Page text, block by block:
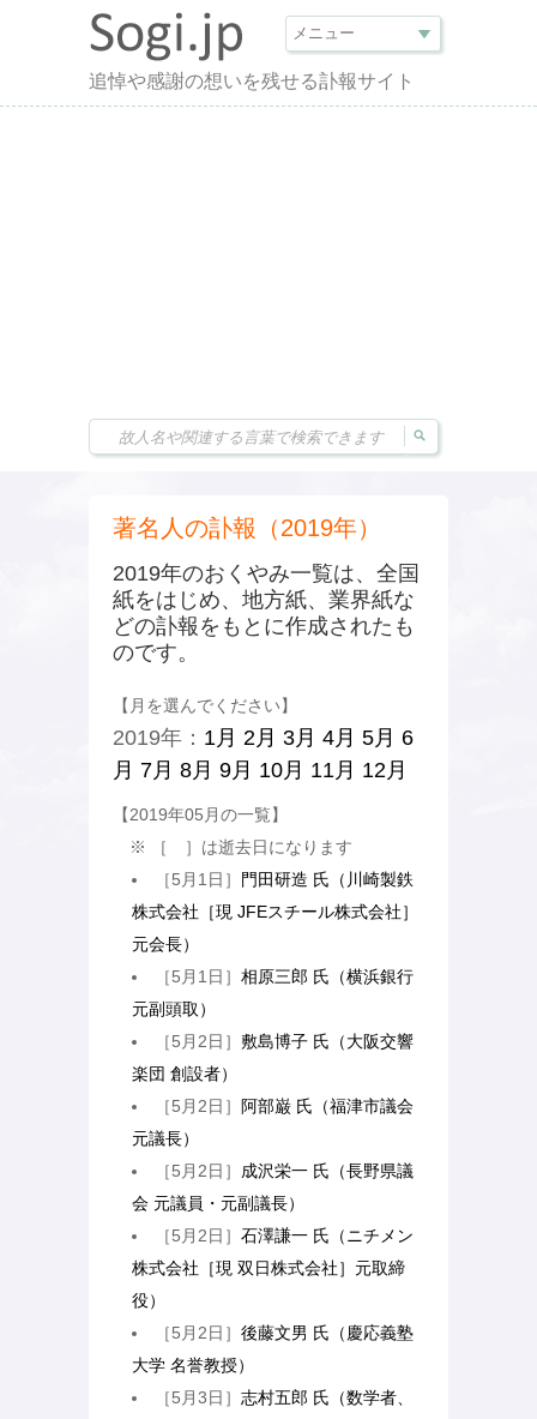
追悼や感謝の想いを残せる訃報サイト
著名人の訃報（2019年）
2019年のおくやみ一覧は、全国
紙をはじめ、地方紙、業界紙な
どの訃報をもとに作成されたも
のです。
【月を選んでください】
2019年： 1月 2月 3月 4月 5月 6
月 7月 8月 9月 10月 11月 12月
【2019年05月の一覧】
※ ［ ］は逝去日になります
［5月1日］
門田研造 氏（川崎製鉄
株式会社［現 JFEスチール株式会社］
元会長）
［5月1日］相原三郎 氏（横浜銀行
元副頭取）
［5月2日］敷島博子 氏（大阪交響
楽団 創設者）
［5月2日］
阿部巌 氏（福津市議会
元議長）
［5月2日］ 成沢栄一 氏（長野県議
会 元議員・元副議長）
［5月2日］石澤謙一 氏（ニチメン
株式会社［現 双日株式会社］元取締
役）
［5月2日］後藤文男 氏（慶応義塾
大学 名誉教授）
［5月3日］志村五郎 氏（数学者、